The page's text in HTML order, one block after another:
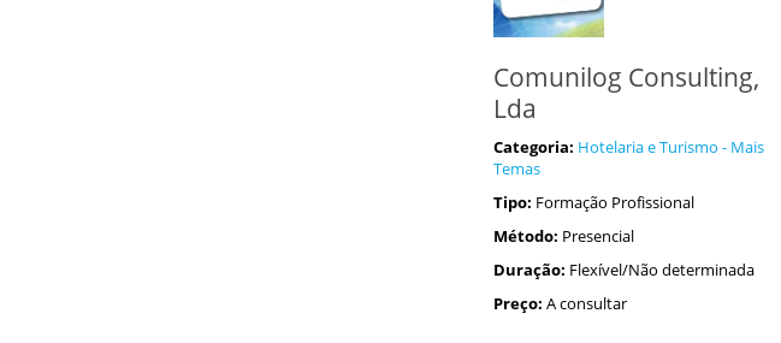
Comunilog Consulting,
Lda
Categoria: Hotelaria e Turismo - Mais
Temas
Tipo: Formação Profissional
Método: Presencial
Duração: Flexível/Não determinada
Preço: A consultar